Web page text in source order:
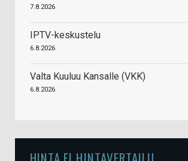
7.8.2026
IPTV-keskustelu
6.8.2026
Valta Kuuluu Kansalle (VKK)
6.8.2026